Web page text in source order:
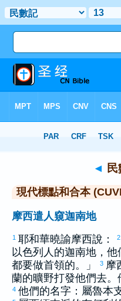
> 民數記 13
◄
現代標點和合本
摩西遣人窺迦南地
1 耶和華曉諭摩西說： 2
以色列 人的迦南地，他
都要做首領的。」
3 摩
蘭的曠野打發他們去。
4 他們的名字：屬魯本